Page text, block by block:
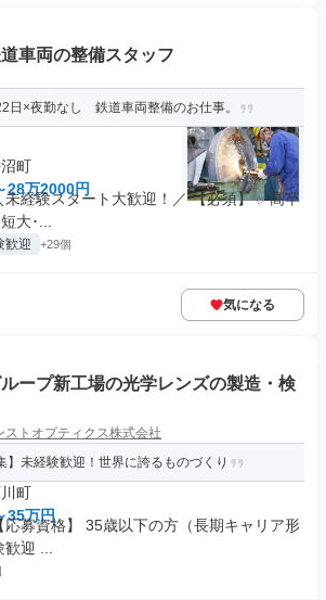
車両の整備スタッフ
日×夜勤なし 鉄道車両整備のお仕事。
町
28万2000円
経験スタート大歓迎！／ 【必須】 ✅高卒
大･...
歓迎 +29個
気になる
ープ新工場の光学レンズの製造・検
ストオプティクス株式会社
】未経験歓迎！世界に誇るものづくり
町
35万円
募資格】 35歳以下の方（長期キャリア形
迎 ...